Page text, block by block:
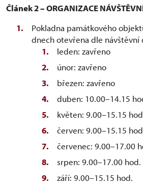
Článek 2 – ORGANIZACE
Pokladna památkového
dnech otevřena dle návštěvní
leden: zavřeno
únor: zavřeno
březen: zavřeno
duben: 10.00–14.15
květen: 9.00–15.15
červen: 9.00–15.15
červenec: 9.00–17.00
srpen: 9.00–17.00 hod.
září: 9.00–15.15 hod.